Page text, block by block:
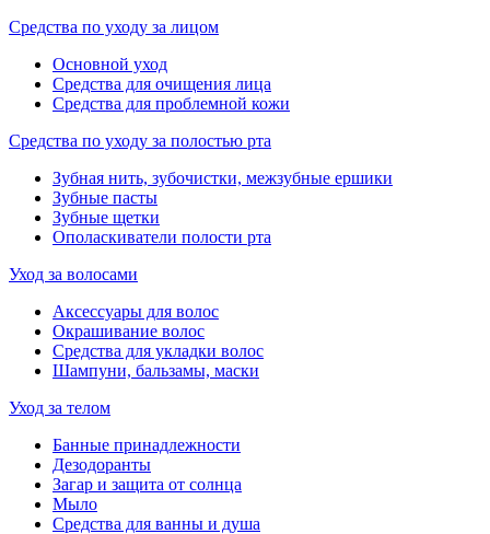
Средства по уходу за лицом
Основной уход
Средства для очищения лица
Средства для проблемной кожи
Средства по уходу за полостью рта
Зубная нить, зубочистки, межзубные ершики
Зубные пасты
Зубные щетки
Ополаскиватели полости рта
Уход за волосами
Аксессуары для волос
Окрашивание волос
Средства для укладки волос
Шампуни, бальзамы, маски
Уход за телом
Банные принадлежности
Дезодоранты
Загар и защита от солнца
Мыло
Средства для ванны и душа